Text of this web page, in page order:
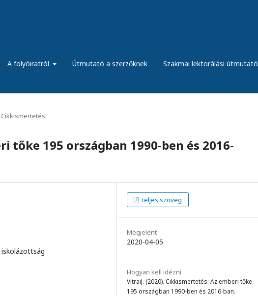
A folyóiratról Útmutató a szerzőknek Szakmai lektorálási útmutató
Cikkismertetés
tőke 195 országban 1990-ben és 2016-
teljes szöveg
Megjelent
2020-04-05
Hogyan kell idézni
VitraiJ. (2020). Cikkismertetés: Az emberi tőke
195 országban 1990-ben és 2016-ban.